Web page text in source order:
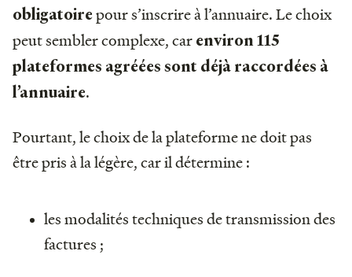
obligatoirepour s’inscrire à l’annuaire. Le choix
peut sembler complexe, car environ 115
plateformes agréées sont déjà raccordées à
l’annuaire.
Pourtant, le choix de la plateforme ne doit pas
être pris à la légère, car il détermine :
les modalités techniques de transmission des
factures ;